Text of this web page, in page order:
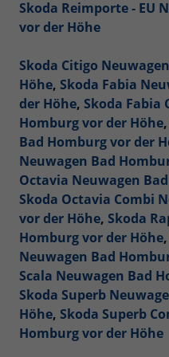
Skoda Reimporte - EU
vor der Höhe
Skoda Citigo
Höhe, Skoda Fabia
der Höhe, Skoda Fabia
Homburg vor der Höhe,
Bad Homburg vor der
Neuwagen Bad
Octavia Neuwagen
Skoda Octavia Combi
vor der Höhe, Skoda
Homburg vor der Höhe,
Neuwagen Bad
Scala Neuwagen Bad
Skoda Superb
Höhe, Skoda Superb
Homburg vor der Höhe